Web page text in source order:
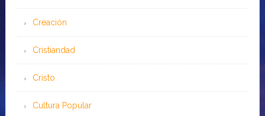
Creación
Cristiandad
Cristo
Cultura Popular